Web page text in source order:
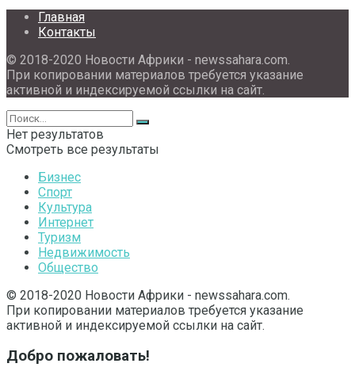
Главная
Контакты
© 2018-2020 Новости Африки - newssahara.com.
При копировании материалов требуется указание
активной и индексируемой ссылки на сайт.
Нет результатов
Смотреть все результаты
Бизнес
Спорт
Культура
Интернет
Туризм
Недвижимость
Общество
© 2018-2020 Новости Африки - newssahara.com.
При копировании материалов требуется указание
активной и индексируемой ссылки на сайт.
Добро пожаловать!